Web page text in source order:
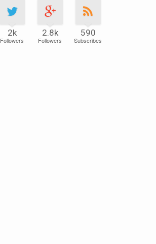
2k
Followers
2.8k
Followers
590
Subscribes